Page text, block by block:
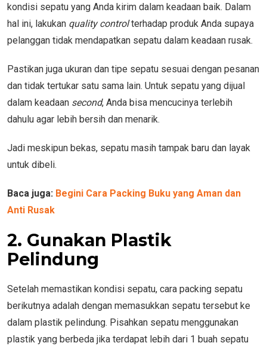
kondisi sepatu yang Anda kirim dalam keadaan baik. Dalam
hal ini, lakukan quality controlterhadap produk Anda supaya
pelanggan tidak mendapatkan sepatu dalam keadaan rusak.
Pastikan juga ukuran dan tipe sepatu sesuai dengan pesanan
dan tidak tertukar satu sama lain. Untuk sepatu yang dijual
dalam keadaan second, Anda bisa mencucinya terlebih
dahulu agar lebih bersih dan menarik.
Jadi meskipun bekas, sepatu masih tampak baru dan layak
untuk dibeli.
Baca juga: Begini Cara Packing Buku yang Aman dan
Anti Rusak
2. Gunakan Plastik
Pelindung
Setelah memastikan kondisi sepatu, cara packing sepatu
berikutnya adalah dengan memasukkan sepatu tersebut ke
dalam plastik pelindung. Pisahkan sepatu menggunakan
plastik yang berbeda jika terdapat lebih dari 1 buah sepatu